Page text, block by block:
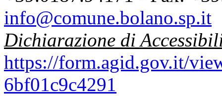
info@comune.bolano.sp.it
Dichiarazione di
https://form.agid.gov.it/
6bf01c9c4291